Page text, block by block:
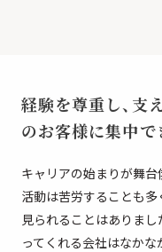
経験を尊重し、支
のお客様に集中で
キャリアの始まりが舞
活動は苦労することも
見られることはありま
ってくれる会社はなか